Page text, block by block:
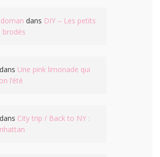
dans DIY – Les petits
brodés
dans Une pink limonade qui
l’été
dans City trip / Back to NY :